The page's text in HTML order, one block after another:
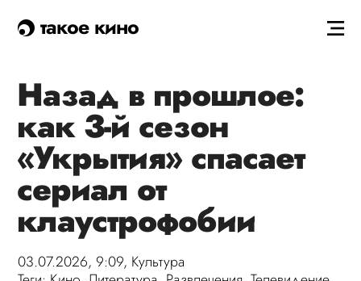
такое кино
Назад в прошлое:
как 3-й сезон
«Укрытия» спасает
сериал от
клаустрофобии
03.07.2026, 9:09, Культура